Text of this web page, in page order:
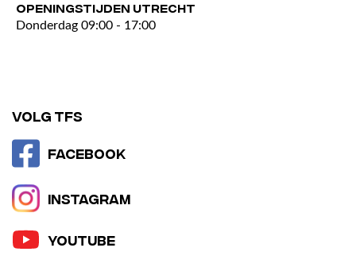
Openingstijden Utrecht
Donderdag 09:00 - 17:00
Volg TFS
Facebook
Instagram
YouTube